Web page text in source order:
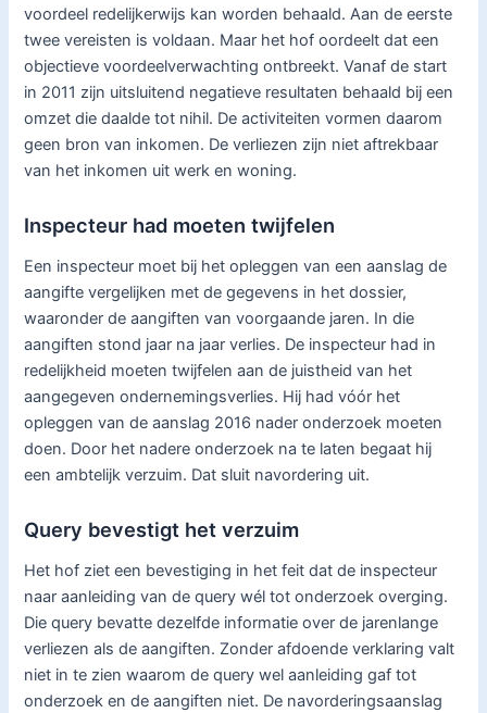
voordeel redelijkerwijs kan worden behaald. Aan de eerste
twee vereisten is voldaan. Maar het hof oordeelt dat een
objectieve voordeelverwachting ontbreekt. Vanaf de start
in 2011 zijn uitsluitend negatieve resultaten behaald bij een
omzet die daalde tot nihil. De activiteiten vormen daarom
geen bron van inkomen. De verliezen zijn niet aftrekbaar
van het inkomen uit werk en woning.
Inspecteur had moeten twijfelen
Een inspecteur moet bij het opleggen van een aanslag de
aangifte vergelijken met de gegevens in het dossier,
waaronder de aangiften van voorgaande jaren. In die
aangiften stond jaar na jaar verlies. De inspecteur had in
redelijkheid moeten twijfelen aan de juistheid van het
aangegeven ondernemingsverlies. Hij had vóór het
opleggen van de aanslag 2016 nader onderzoek moeten
doen. Door het nadere onderzoek na te laten begaat hij
een ambtelijk verzuim. Dat sluit navordering uit.
Query bevestigt het verzuim
Het hof ziet een bevestiging in het feit dat de inspecteur
naar aanleiding van de query wél tot onderzoek overging.
Die query bevatte dezelfde informatie over de jarenlange
verliezen als de aangiften. Zonder afdoende verklaring valt
niet in te zien waarom de query wel aanleiding gaf tot
onderzoek en de aangiften niet. De navorderingsaanslag